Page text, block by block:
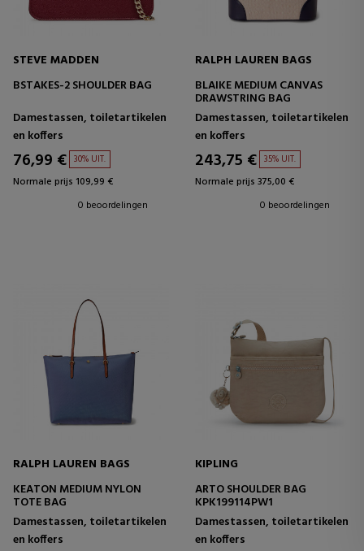
STEVE MADDEN
BSTAKES-2 SHOULDER BAG
Damestassen, toiletartikelen
en koffers
76,99 € 30% UIT.
Normale prijs 109,99 €
0 beoordelingen
RALPH LAUREN BAGS
BLAIKE MEDIUM CANVAS
DRAWSTRING BAG
Damestassen, toiletartikelen
en koffers
243,75 € 35% UIT.
Normale prijs 375,00 €
0 beoordelingen
RALPH LAUREN BAGS
KEATON MEDIUM NYLON
TOTE BAG
Damestassen, toiletartikelen
en koffers
KIPLING
ARTO SHOULDER BAG
KPK199114PW1
Damestassen, toiletartikelen
en koffers